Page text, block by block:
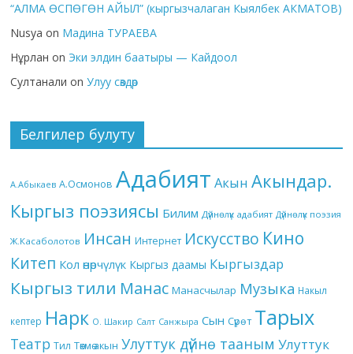
“АЛМА ӨСПӨГӨН АЙЫЛ” (кыргызчалаган Кыялбек АКМАТОВ)
Nusya on Мадина ТУРАЕВА
Нұрлан on Эки элдин баатыры — Кайдоол
Султанали onУлуу сөздөр
Белгилер булуту
А.Абыкаев А.Осмонов Адабият Акын Акындар.
Кыргыз поэзиясы Билим Дүйнөлүк адабият Дүйнөлүк поэзия
Ж.Касаболотов Инсан Интернет Искусство Кино
Китеп Кол өнөрчүлүк Кыргыз даамы Кыргыздар
Кыргыз тили Манас Манасчылар Музыка Накыл
кептер Нарк О. Шакир Салт Санжыра Сын Сүрөт Тарых
Театр Тил Төкмө акын Улуттук дүйнө тааным Улуттук